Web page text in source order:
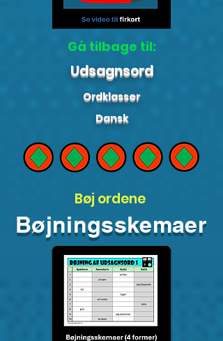
Gå tilbage til:
Udsagnsord
Ordklasser
Dansk
Bøj ordene
Bøjningsskemaer